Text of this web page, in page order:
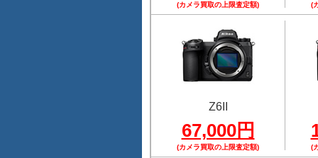
(カメラ買取の上限査定額) (
Z6II
67,000円
(カメラ買取の上限査定額) (